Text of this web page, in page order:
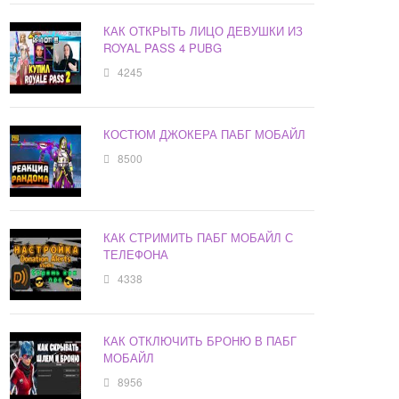
КАК ОТКРЫТЬ ЛИЦО ДЕВУШКИ ИЗ
ROYAL PASS 4 PUBG
4245
КОСТЮМ ДЖОКЕРА ПАБГ МОБАЙЛ
8500
КАК СТРИМИТЬ ПАБГ МОБАЙЛ С
ТЕЛЕФОНА
4338
КАК ОТКЛЮЧИТЬ БРОНЮ В ПАБГ
МОБАЙЛ
8956